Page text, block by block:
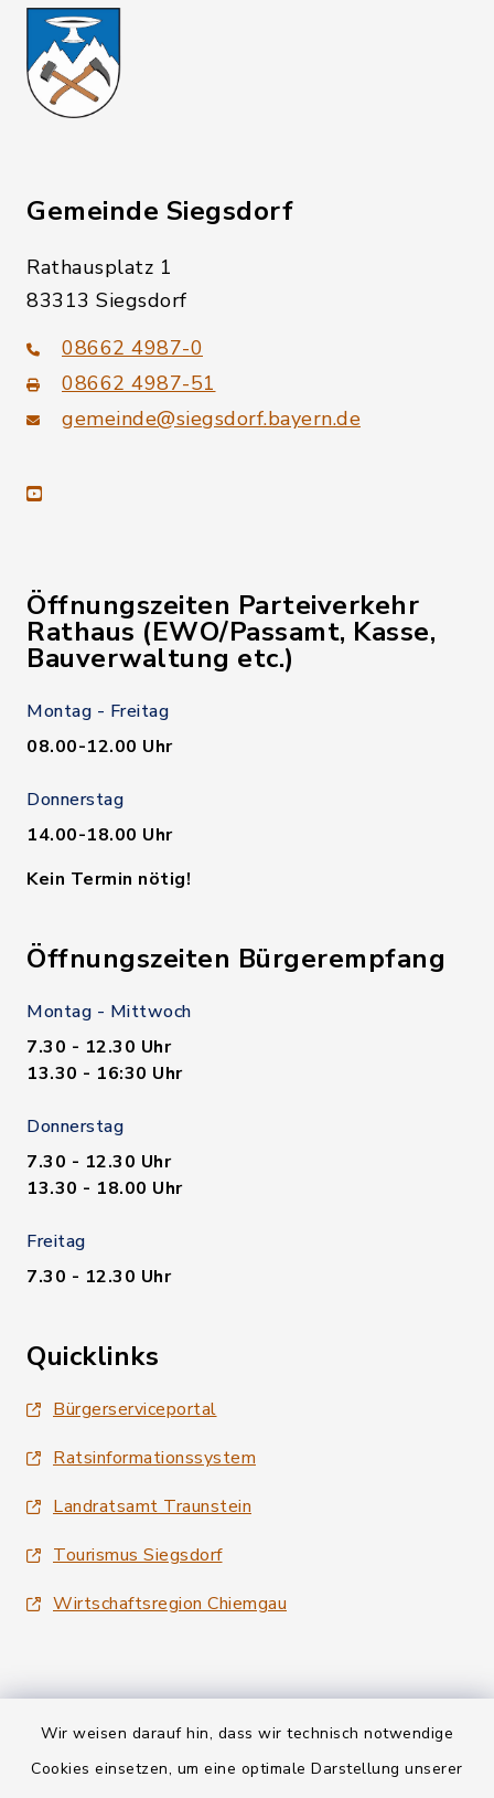
Wir weisen darauf hin, dass wir technisch notwendige
Cookies einsetzen, um eine optimale Darstellung unserer
Gemeinde Siegsdorf
Rathausplatz 1
83313 Siegsdorf
08662 4987-0
08662 4987-51
gemeinde@siegsdorf.bayern.de
youtube
Öffnungszeiten Parteiverkehr
Rathaus (EWO/Passamt, Kasse,
Bauverwaltung etc.)
Montag - Freitag
08.00-12.00 Uhr
Donnerstag
14.00-18.00 Uhr
Kein Termin nötig!
Öffnungszeiten Bürgerempfang
Montag - Mittwoch
7.30 - 12.30 Uhr
13.30 - 16:30 Uhr
Donnerstag
7.30 - 12.30 Uhr
13.30 - 18.00 Uhr
Freitag
7.30 - 12.30 Uhr
Quicklinks
Bürgerserviceportal
Ratsinformationssystem
Landratsamt Traunstein
Tourismus Siegsdorf
Wirtschaftsregion Chiemgau
Kontakt